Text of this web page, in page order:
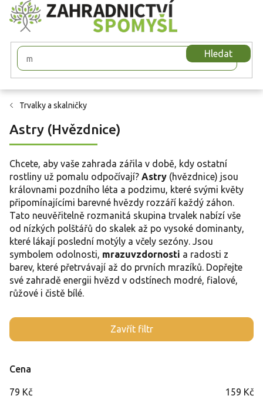
Přejít
na
obsah
Hledat
Trvalky a skalničky
Astry (Hvězdnice)
Chcete, aby vaše zahrada zářila v době, kdy ostatní
rostliny už pomalu odpočívají? Astry (hvězdnice) jsou
královnami pozdního léta a podzimu, které svými květy
připomínajícími barevné hvězdy rozzáří každý záhon.
Tato neuvěřitelně rozmanitá skupina trvalek nabízí vše
od nízkých polštářů do skalek až po vysoké dominanty,
které lákají poslední motýly a včely sezóny. Jsou
symbolem odolnosti, mrazuvzdornosti a radosti z
barev, které přetrvávají až do prvních mrazíků. Dopřejte
své zahradě energii hvězd v odstínech modré, fialové,
růžové i čistě bílé.
Zavřít filtr
Cena
79 Kč 159 Kč
V
ý
s
p